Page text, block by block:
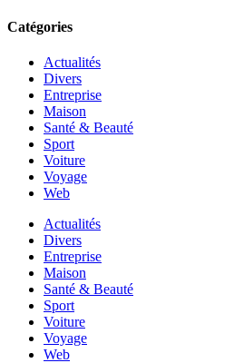
Catégories
Actualités
Divers
Entreprise
Maison
Santé & Beauté
Sport
Voiture
Voyage
Web
Actualités
Divers
Entreprise
Maison
Santé & Beauté
Sport
Voiture
Voyage
Web